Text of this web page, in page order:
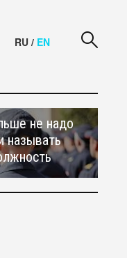
RU / EN
не надо
называть